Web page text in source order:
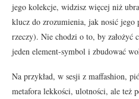
jego kolekcje, widzisz więcej niż
klucz do zrozumienia, jak nosić jego
rzeczy). Nie chodzi o to, by założyć
jeden element-symbol i zbudować
Na przykład, w sesji z maffashion,
metafora lekkości, ulotności, ale też